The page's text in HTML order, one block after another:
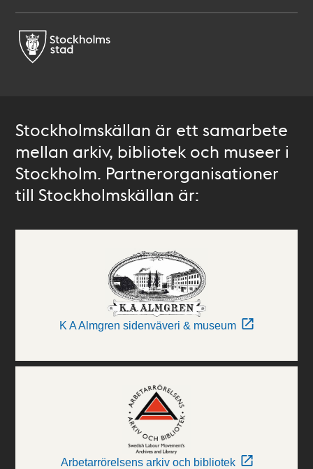
Stockholmskällan är ett samarbete
mellan arkiv, bibliotek och museer i
Stockholm. Partnerorganisationer
till Stockholmskällan är:
K A Almgren sidenväveri & museum
Arbetarrörelsens arkiv och bibliotek